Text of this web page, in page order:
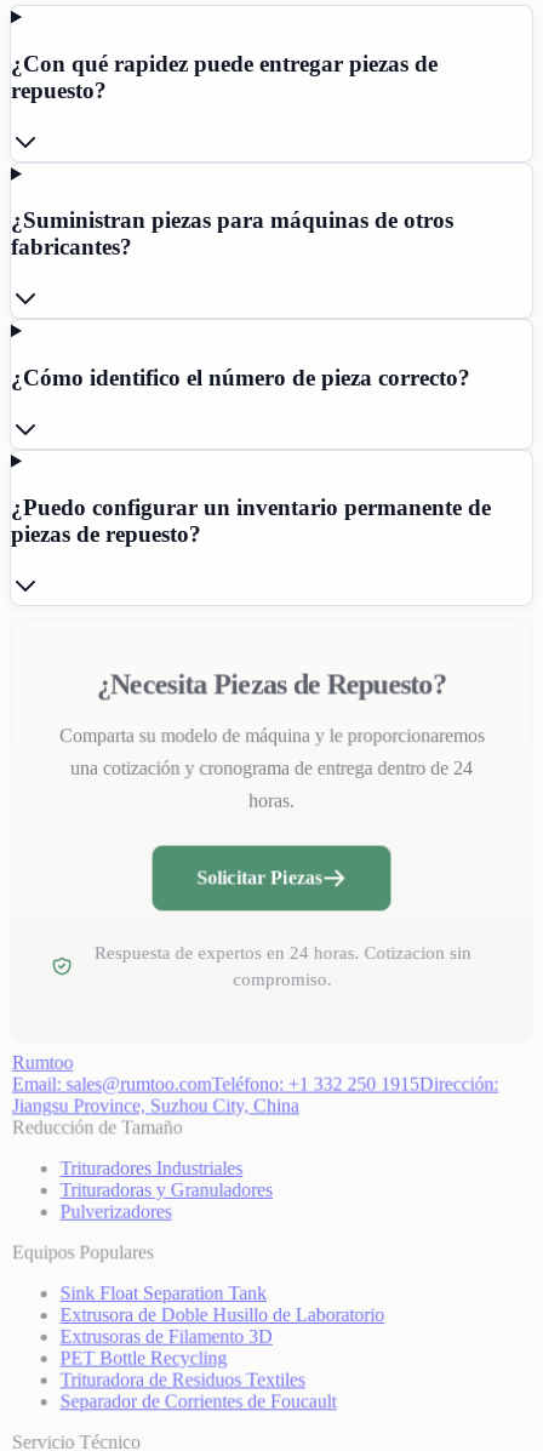
¿Con qué rapidez puede entregar piezas de
repuesto?
¿Suministran piezas para máquinas de otros
fabricantes?
¿Cómo identifico el número de pieza correcto?
¿Puedo configurar un inventario permanente de
piezas de repuesto?
¿Necesita Piezas de Repuesto?
Comparta su modelo de máquina y le proporcionaremos
una cotización y cronograma de entrega dentro de 24
horas.
Solicitar Piezas
Respuesta de expertos en 24 horas. Cotizacion sin
compromiso.
Rumtoo
Email: sales@rumtoo.comTeléfono: +1 332 250 1915Dirección:
Jiangsu Province, Suzhou City, China
Reducción de Tamaño
Trituradores Industriales
Trituradoras y Granuladores
Pulverizadores
Equipos Populares
Sink Float Separation Tank
Extrusora de Doble Husillo de Laboratorio
Extrusoras de Filamento 3D
PET Bottle Recycling
Trituradora de Residuos Textiles
Separador de Corrientes de Foucault
Servicio Técnico